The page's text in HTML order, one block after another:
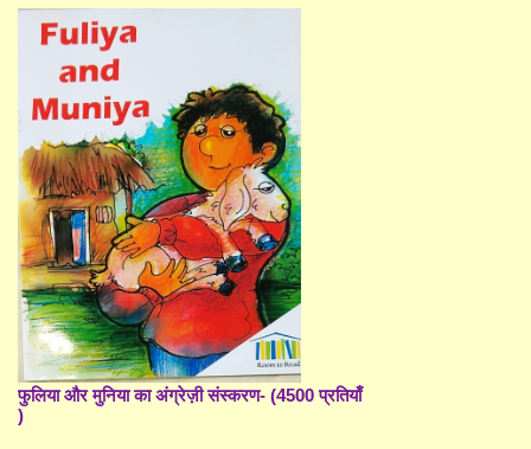
फुलिया और मुनिया का अंग्रेज़ी संस्करण- (4500 प्रतियाँ
)